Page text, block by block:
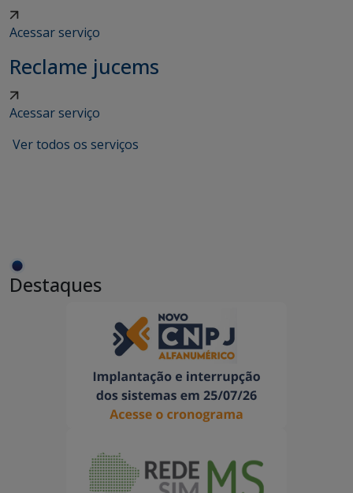
Acessar serviço
Reclame jucems
Acessar serviço
Ver todos os serviços
Destaques